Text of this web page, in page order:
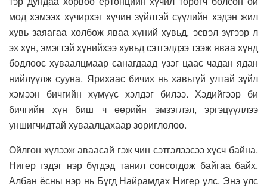
мод хэмээх хүчирхэг хүчин зүйлтэй сүүлийн хэдэн жил
хувь заяагаа холбож яваа хүний хувьд, эсвэл зүгээр л
эх хүн, эмэгтэй хүнийхээ хувьд сэтгэлдээ тээж яваа хүнд
бодлоос хуваалцмаар санагдаад үзэг цаас чадан ядан
нийлүүлж сууна. Ярихаас бичих нь хавьгүй ултай зүйл
хэмээн бичгийн хүмүүс хэлдэг билээ. Хэдийгээр би
бичгийн хүн биш ч өөрийн эмзэглэл, эргэцүүллээ
уншигчидтай хуваалцахаар зориглолоо.
Ойлгон хүлээж аваасай гэж чин сэтгэлээсээ хүсч байна.
Нигер гэдэг нэр бүгдэд танил сонсогдож байгаа байх.
Албан ёсны нэр нь Бүгд Найрамдах Нигер улс. Энэ улс